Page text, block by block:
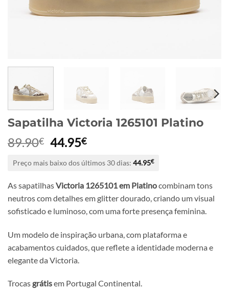
Sapatilha Victoria 1265101 Platino
89.90€ O
original
era:
89.90€.
44.95€O
atual
é:
44.95€.
Preço mais baixo dos últimos 30 dias: 44.95€
As sapatilhasVictoria 1265101 em Platinocombinam tons
neutros com detalhes em glitter dourado, criando um visual
sofisticado e luminoso, com uma forte presença feminina.
Um modelo de inspiração urbana, com plataforma e
acabamentos cuidados, que reflete a identidade moderna e
elegante da Victoria.
Trocas grátisem Portugal Continental.